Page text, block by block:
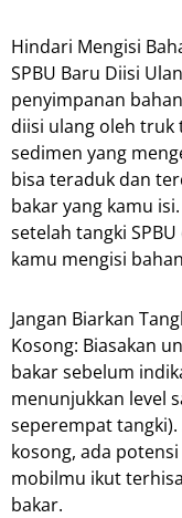
Hindari Mengisi
SPBU Baru Diisi
penyimpanan
diisi ulang oleh truk
sedimen yang
bisa teraduk dan
bakar yang kamu
setelah tangki
kamu mengisi
Jangan Biarkan
Kosong: Biasakan
bakar sebelum
menunjukkan level
seperempat
kosong, ada
mobilmu ikut
bakar.